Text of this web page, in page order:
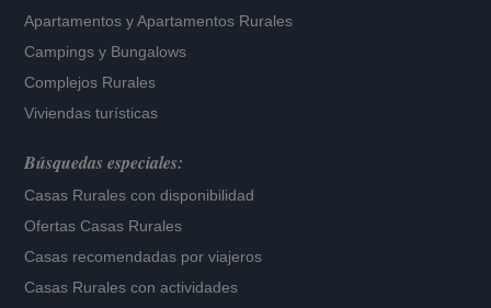
Apartamentos yApartamentos Rurales
Campings y Bungalows
Complejos Rurales
Viviendas turísticas
Búsquedas especiales:
Casas Rurales con disponibilidad
Ofertas Casas Rurales
Casas recomendadas por viajeros
Casas Rurales con actividades